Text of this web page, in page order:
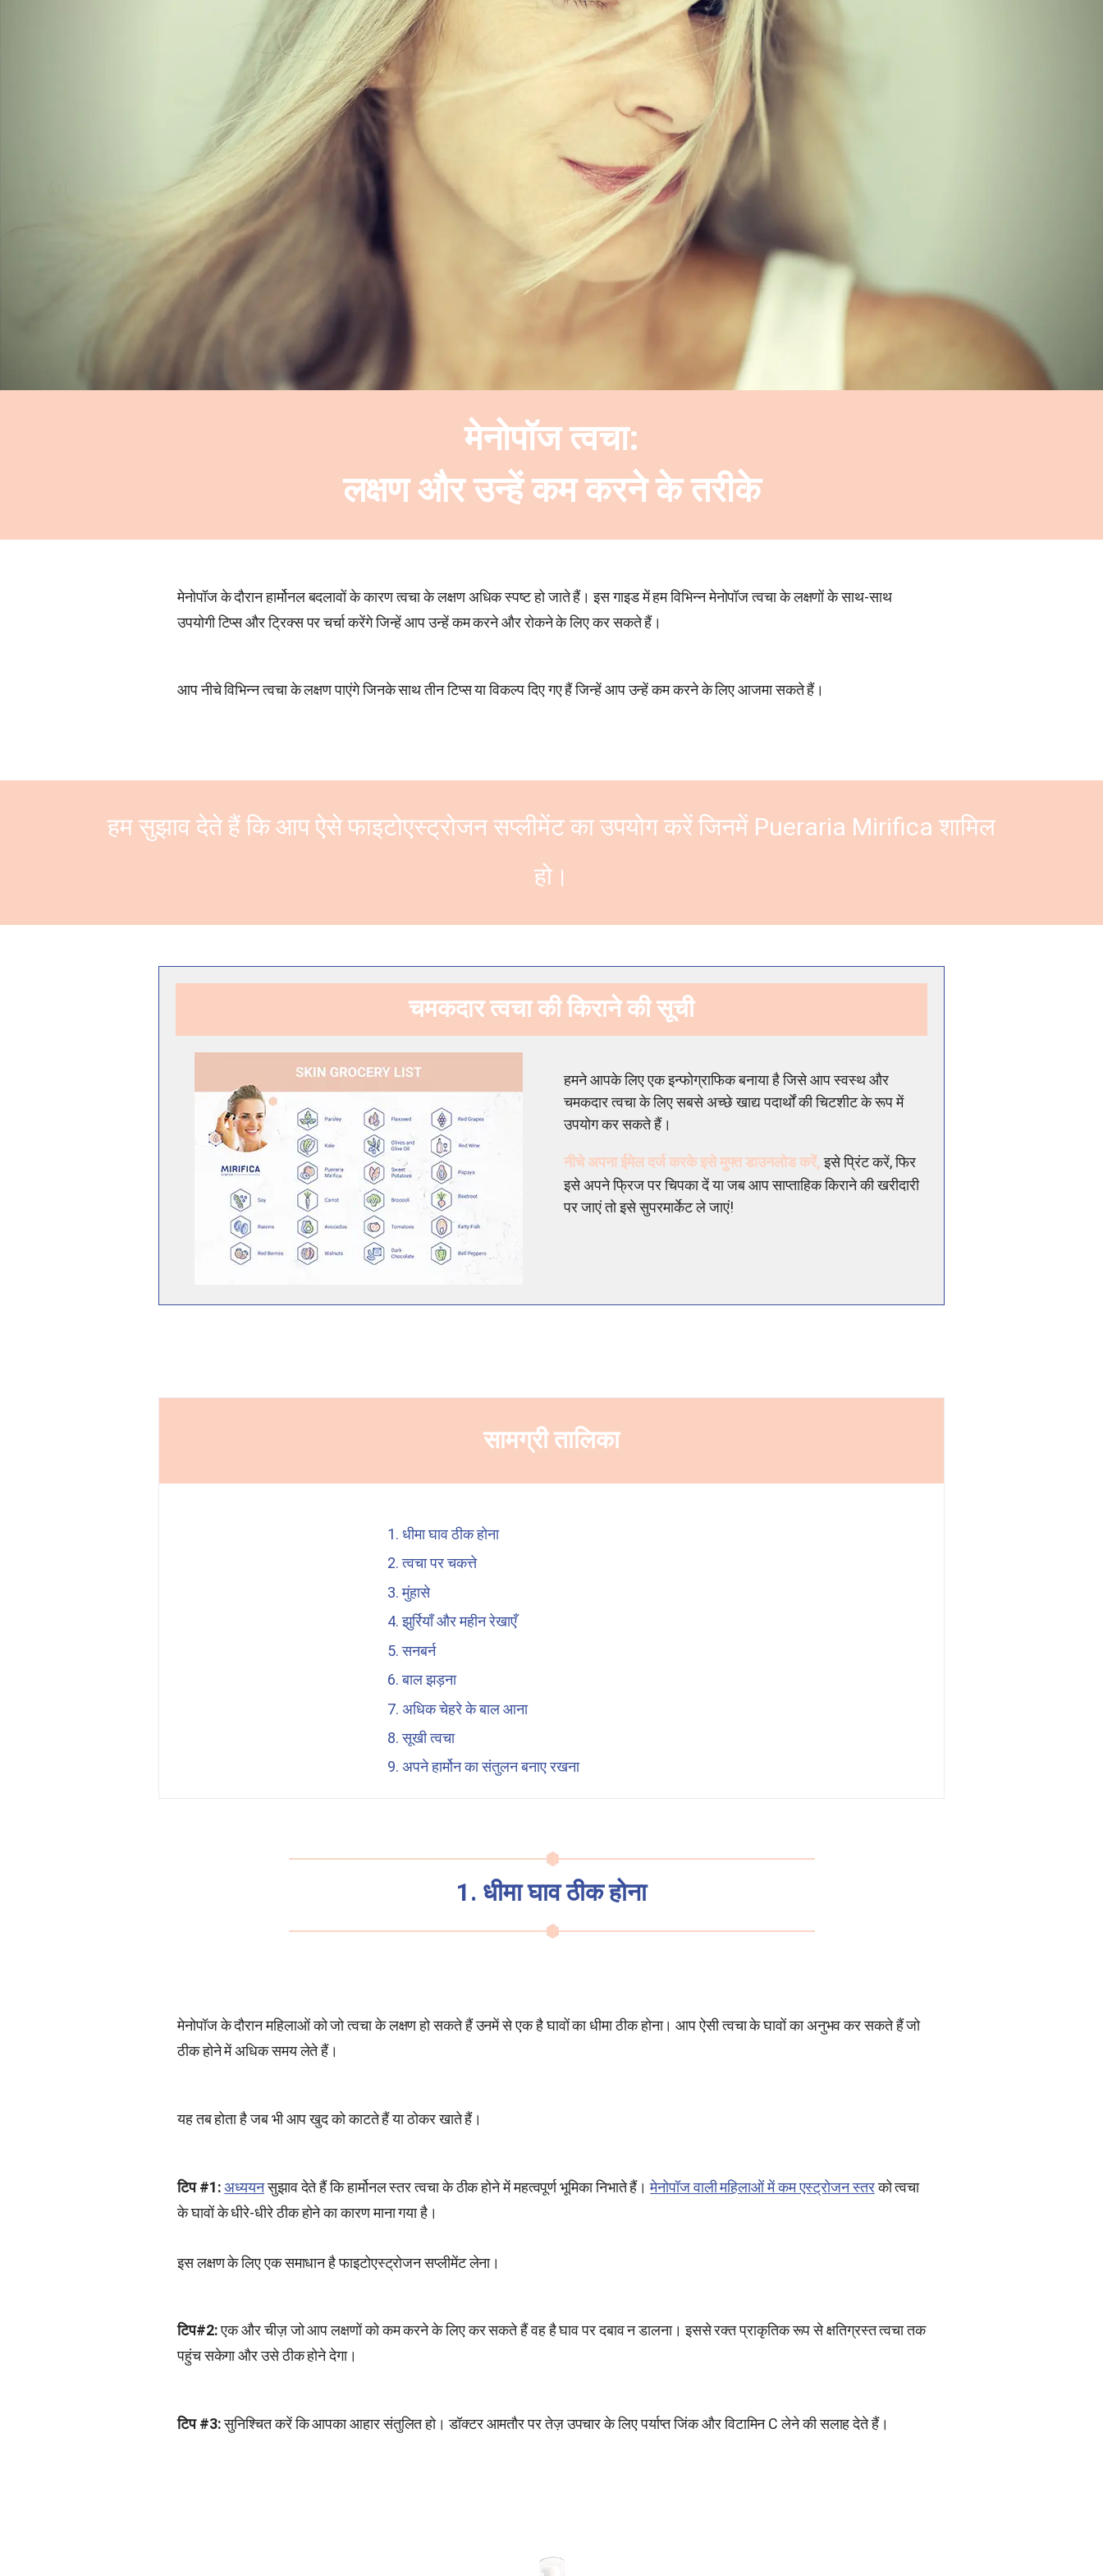
मेनोपॉज त्वचा:
लक्षण और उन्हें कम करने के तरीके
मेनोपॉज के दौरान हार्मोनल बदलावों के कारण त्वचा के लक्षण अधिक स्पष्ट हो जाते हैं। इस गाइड में हम विभिन्न मेनोपॉज त्वचा के लक्षणों के साथ-साथ
उपयोगी टिप्स और ट्रिक्स पर चर्चा करेंगे जिन्हें आप उन्हें कम करने और रोकने के लिए कर सकते हैं।
आप नीचे विभिन्न त्वचा के लक्षण पाएंगे जिनके साथ तीन टिप्स या विकल्प दिए गए हैं जिन्हें आप उन्हें कम करने के लिए आजमा सकते हैं।
हम सुझाव देते हैं कि आप ऐसे फाइटोएस्ट्रोजन सप्लीमेंट का उपयोग करें जिनमें Pueraria Mirifica शामिल
हो।
चमकदार त्वचा की किराने की सूची
हमने आपके लिए एक इन्फोग्राफिक बनाया है जिसे आप स्वस्थ और
चमकदार त्वचा के लिए सबसे अच्छे खाद्य पदार्थों की चिटशीट के रूप में
उपयोग कर सकते हैं।
नीचे अपना ईमेल दर्ज करके इसे मुफ्त डाउनलोड करें,इसे प्रिंट करें, फिर
इसे अपने फ्रिज पर चिपका दें या जब आप साप्ताहिक किराने की खरीदारी
पर जाएं तो इसे सुपरमार्केट ले जाएं!
सामग्री तालिका
1. धीमा घाव ठीक होना
2. त्वचा पर चकत्ते
3. मुंहासे
4. झुर्रियाँ और महीन रेखाएँ
5. सनबर्न
6. बाल झड़ना
7. अधिक चेहरे के बाल आना
8. सूखी त्वचा
9. अपने हार्मोन का संतुलन बनाए रखना
1. धीमा घाव ठीक होना
मेनोपॉज के दौरान महिलाओं को जो त्वचा के लक्षण हो सकते हैं उनमें से एक है घावों का धीमा ठीक होना। आप ऐसी त्वचा के घावों का अनुभव कर सकते हैं जो
ठीक होने में अधिक समय लेते हैं।
यह तब होता है जब भी आप खुद को काटते हैं या ठोकर खाते हैं।
टिप #1: अध्ययनसुझाव देते हैं कि हार्मोनल स्तर त्वचा के ठीक होने में महत्वपूर्ण भूमिका निभाते हैं।मेनोपॉज वाली महिलाओं में कम एस्ट्रोजन स्तरको त्वचा
के घावों के धीरे-धीरे ठीक होने का कारण माना गया है।
इस लक्षण के लिए एक समाधान है फाइटोएस्ट्रोजन सप्लीमेंट लेना।
टिप#2:एक और चीज़ जो आप लक्षणों को कम करने के लिए कर सकते हैं वह है घाव पर दबाव न डालना। इससे रक्त प्राकृतिक रूप से क्षतिग्रस्त त्वचा तक
पहुंच सकेगा और उसे ठीक होने देगा।
टिप #3:सुनिश्चित करें कि आपका आहार संतुलित हो। डॉक्टर आमतौर पर तेज़ उपचार के लिए पर्याप्त जिंक और विटामिन C लेने की सलाह देते हैं।